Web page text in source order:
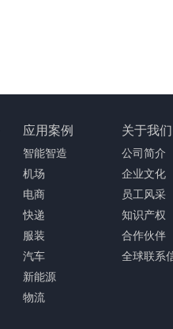
应用案例
智能智造
机场
电商
快递
服装
汽车
新能源
物流
关于我们
公司简介
企业文化
员工风采
知识产权
合作伙伴
全球联系